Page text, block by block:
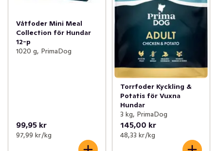
Våtfoder Mini Meal
Collection för Hundar
12-p
1020 g, PrimaDog
99,95 kr
97,99 kr /kg
Torrfoder Kyckling &
Potatis för Vuxna
Hundar
3 kg, PrimaDog
145,00 kr
48,33 kr /kg